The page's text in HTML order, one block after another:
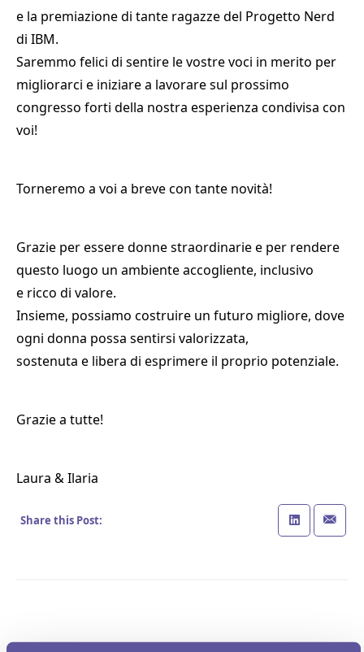
e la premiazione di tante ragazze del Progetto Nerd
di IBM.
Saremmo felici di sentire le vostre voci in merito per
migliorarci e iniziare a lavorare sul prossimo
congresso forti della nostra esperienza condivisa con
voi!
Torneremo a voi a breve con tante novità!
Grazie per essere donne straordinarie e per rendere
questo luogo un ambiente accogliente, inclusivo
e ricco di valore.
Insieme, possiamo costruire un futuro migliore, dove
ogni donna possa sentirsi valorizzata,
sostenuta e libera di esprimere il proprio potenziale.
Grazie a tutte!
Laura & Ilaria
Share this Post: